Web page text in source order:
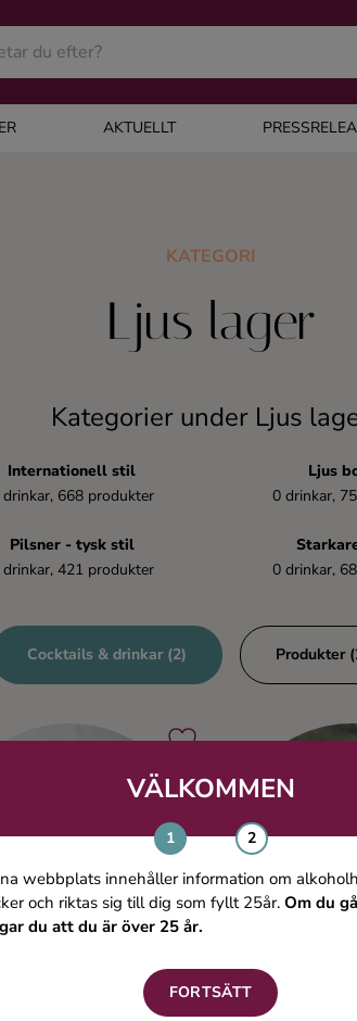
AKTUELLT
VÄLKOMMEN
webbplats innehåller information om
och riktas sig till dig som fyllt 25år.Om du
du att du är över 25 år.
FORTSÄTT
KATEGORI
Ljus lager
Kategorier under Ljus
Internationell stil
668 produkter
Ljus
0 drinkar,
Pilsner - tysk stil
421 produkter
0 drinkar,
Cocktails & drinkar (2) Produkter